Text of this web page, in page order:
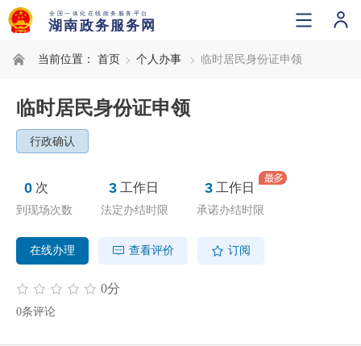
当前位置： 首页 个人办事 临时居民身份证申领
临时居民身份证申领
行政确认
0 次
到现场次数
3 工作日
法定办结时限
3 工作日
承诺办结时限
在线办理 查看评价 订阅
0分
0条评论